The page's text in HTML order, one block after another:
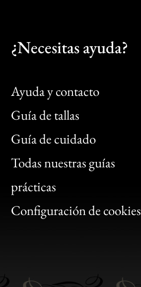
¿Necesitas ayuda?
Ayuda y contacto
Guía de tallas
Guía de cuidado
Todas nuestras guías
prácticas
Configuración de cookies